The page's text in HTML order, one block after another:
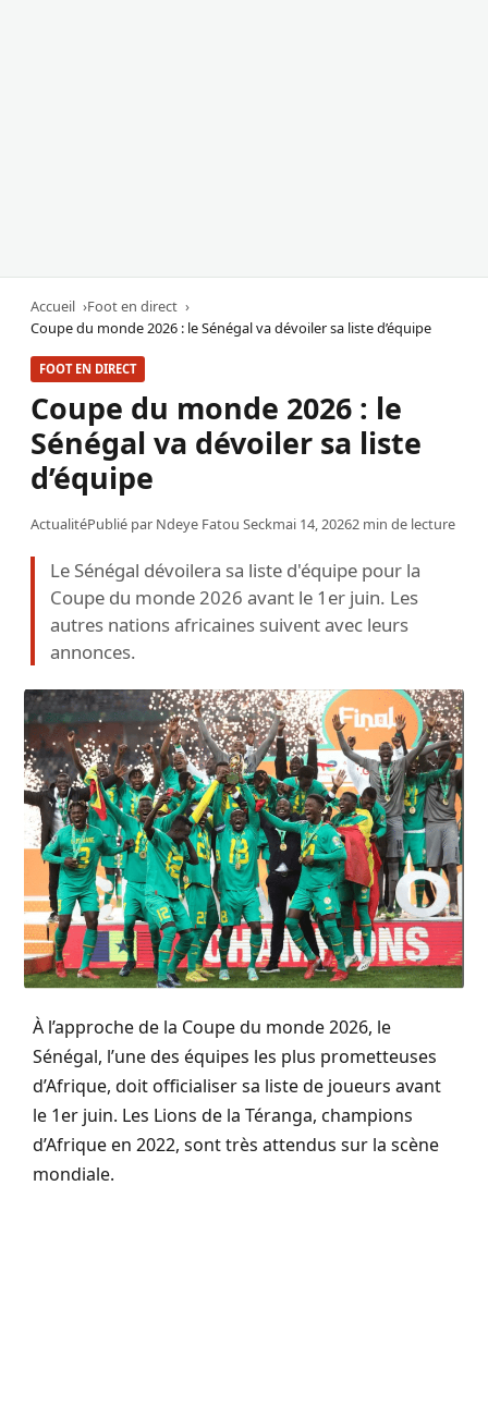
Accueil
Foot en direct
Coupe du monde 2026 : le Sénégal va dévoiler sa liste d’équipe
FOOT EN DIRECT
Coupe du monde 2026 : le
Sénégal va dévoiler sa liste
d’équipe
ActualitéPublié par Ndeye Fatou Seckmai 14, 20262 min de lecture
Le Sénégal dévoilera sa liste d'équipe pour la
Coupe du monde 2026 avant le 1er juin. Les
autres nations africaines suivent avec leurs
annonces.
À l’approche de la Coupe du monde 2026, le
Sénégal, l’une des équipes les plus prometteuses
d’Afrique, doit officialiser sa liste de joueurs avant
le 1er juin. Les Lions de la Téranga, champions
d’Afrique en 2022, sont très attendus sur la scène
mondiale.